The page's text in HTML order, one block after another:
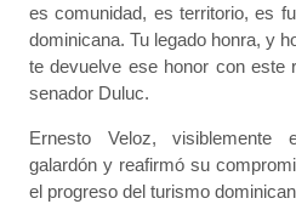
es comunidad, es territorio, es
dominicana. Tu legado honra, y
te devuelve ese honor con este
senador Duluc.
Ernesto Veloz, visiblemente
galardón y reafirmó su
el progreso del turismo